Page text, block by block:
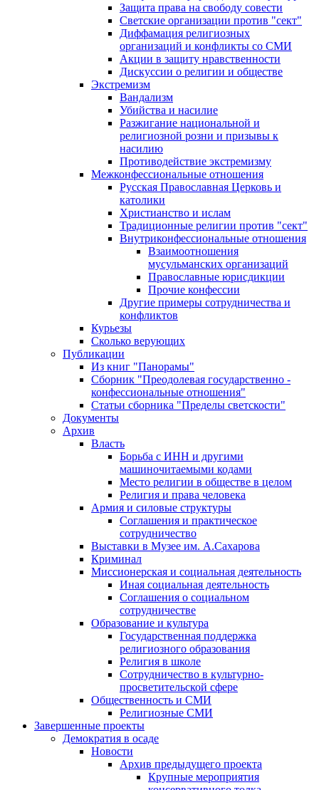
Защита права на свободу совести
Светские организации против "сект"
Диффамация религиозных
организаций и конфликты со СМИ
Акции в защиту нравственности
Дискуссии о религии и обществе
Экстремизм
Вандализм
Убийства и насилие
Разжигание национальной и
религиозной розни и призывы к
насилию
Противодействие экстремизму
Межконфессиональные отношения
Русская Православная Церковь и
католики
Христианство и ислам
Традиционные религии против "сект"
Внутриконфессиональные отношения
Взаимоотношения
мусульманских организаций
Православные юрисдикции
Прочие конфессии
Другие примеры сотрудничества и
конфликтов
Курьезы
Сколько верующих
Публикации
Из книг "Панорамы"
Сборник "Преодолевая государственно -
конфессиональные отношения"
Статьи сборника "Пределы светскости"
Документы
Архив
Власть
Борьба с ИНН и другими
машиночитаемыми кодами
Место религии в обществе в целом
Религия и права человека
Армия и силовые структуры
Соглашения и практическое
сотрудничество
Выставки в Музее им. А.Сахарова
Криминал
Миссионерская и социальная деятельность
Иная социальная деятельность
Соглашения о социальном
сотрудничестве
Образование и культура
Государственная поддержка
религиозного образования
Религия в школе
Сотрудничество в культурно-
просветительской сфере
Общественность и СМИ
Религиозные СМИ
Завершенные проекты
Демократия в осаде
Новости
Архив предыдущего проекта
Крупные мероприятия